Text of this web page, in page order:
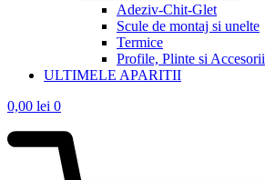
Adeziv-Chit-Glet
Scule de montaj si unelte
Termice
Profile, Plinte si Accesorii
ULTIMELE APARITII
0,00 lei 0